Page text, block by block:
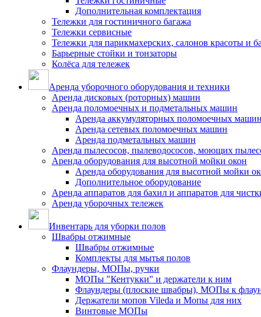
Дополнительная комплектация
Тележки для гостиничного багажа
Тележки сервисные
Тележки для парикмахерских, салонов красоты и
Барьерные стойки и тонзаторы
Колёса для тележек
Аренда уборочного оборудования и техники
Аренда дисковых (роторных) машин
Аренда поломоечных и подметальных машин
Аренда аккумуляторных поломоечных машин
Аренда сетевых поломоечных машин
Аренда подметальных машин
Аренда пылесосов, пылеводососов, моющих
Аренда оборудования для высотной мойки окон
Аренда оборудования для высотной мойки
Дополнительное оборудование
Аренда аппаратов для бахил и аппаратов для
Аренда уборочных тележек
Инвентарь для уборки полов
Швабры отжимные
Швабры отжимные
Комплекты для мытья полов
Флаундеры, МОПы, ручки
МОПы "Кентукки" и держатели к ним
Флаундеры (плоские швабры), МОПы к
Держатели мопов Vileda и Мопы для них
Винтовые МОПы